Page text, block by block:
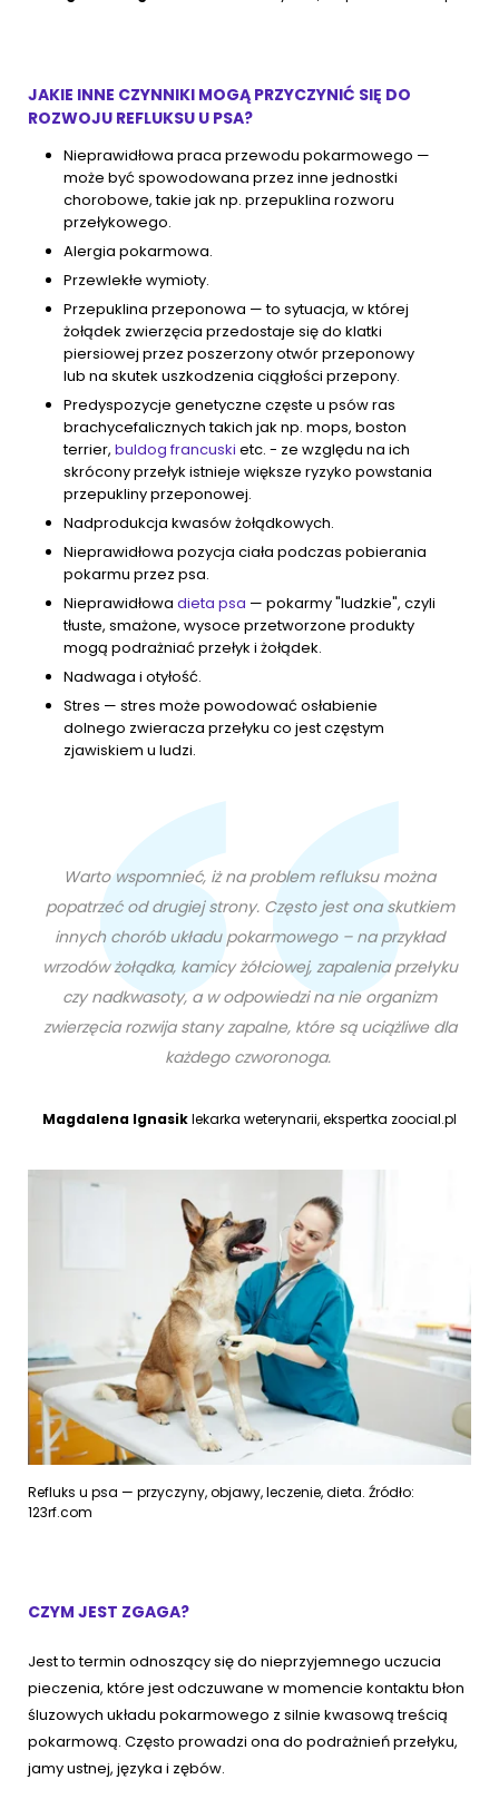
JAKIE INNE CZYNNIKI MOGĄ PRZYCZYNIĆ SIĘ DO
ROZWOJU REFLUKSU U PSA?
Nieprawidłowa praca przewodu pokarmowego —
może być spowodowana przez inne jednostki
chorobowe, takie jak np. przepuklina rozworu
przełykowego.
Alergia pokarmowa.
Przewlekłe wymioty.
Przepuklina przeponowa — to sytuacja, w której
żołądek zwierzęcia przedostaje się do klatki
piersiowej przez poszerzony otwór przeponowy
lub na skutek uszkodzenia ciągłości przepony.
Predyspozycje genetyczne częste u psów ras
brachycefalicznych takich jak np. mops, boston
terrier, buldog francuski etc. - ze względu na ich
skrócony przełyk istnieje większe ryzyko powstania
przepukliny przeponowej.
Nadprodukcja kwasów żołądkowych.
Nieprawidłowa pozycja ciała podczas pobierania
pokarmu przez psa.
Nieprawidłowa dieta psa — pokarmy "ludzkie", czyli
tłuste, smażone, wysoce przetworzone produkty
mogą podrażniać przełyk i żołądek.
Nadwaga i otyłość.
Stres — stres może powodować osłabienie
dolnego zwieracza przełyku co jest częstym
zjawiskiem u ludzi.
Warto wspomnieć, iż na problem refluksu można
popatrzeć od drugiej strony. Często jest ona skutkiem
innych chorób układu pokarmowego – na przykład
wrzodów żołądka, kamicy żółciowej, zapalenia przełyku
czy nadkwasoty, a w odpowiedzi na nie organizm
zwierzęcia rozwija stany zapalne, które są uciążliwe dla
każdego czworonoga.
Magdalena Ignasiklekarka weterynarii, ekspertka zoocial.pl
Refluks u psa — przyczyny, objawy, leczenie, dieta. Źródło:
123rf.com
CZYM JEST ZGAGA?
Jest to termin odnoszący się do nieprzyjemnego uczucia
pieczenia, które jest odczuwane w momencie kontaktu błon
śluzowych układu pokarmowego z silnie kwasową treścią
pokarmową. Często prowadzi ona do podrażnień przełyku,
jamy ustnej, języka i zębów.